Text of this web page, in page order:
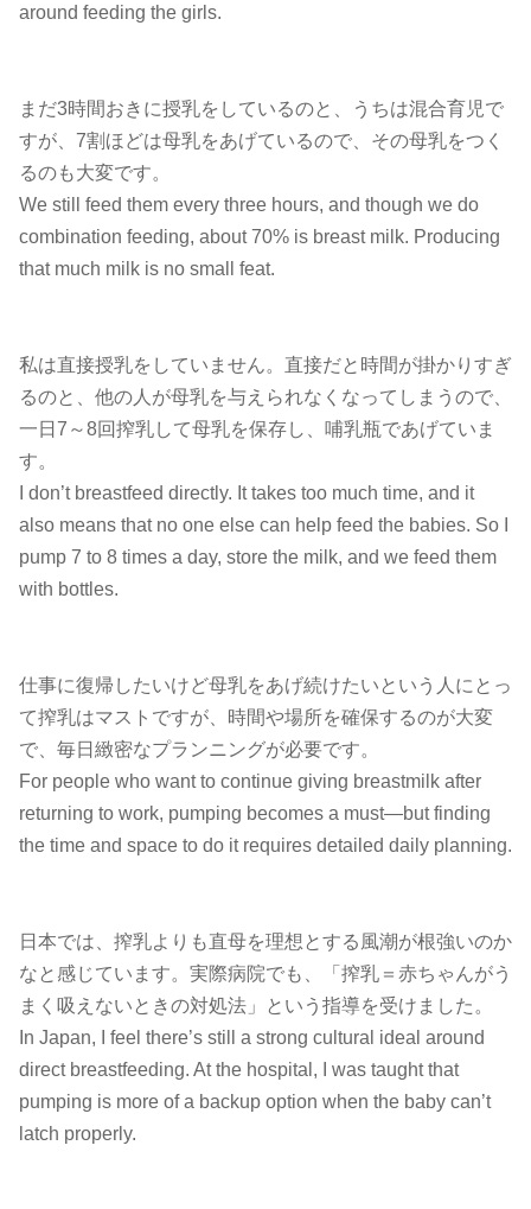
around feeding the girls.
まだ3時間おきに授乳をしているのと、うちは混合育児で
すが、7割ほどは母乳をあげているので、その母乳をつく
るのも大変です。
We still feed them every three hours, and though we do
combination feeding, about 70% is breast milk. Producing
that much milk is no small feat.
私は直接授乳をしていません。直接だと時間が掛かりすぎ
るのと、他の人が母乳を与えられなくなってしまうので、
一日7～8回搾乳して母乳を保存し、哺乳瓶であげていま
す。
I don’t breastfeed directly. It takes too much time, and it
also means that no one else can help feed the babies. So I
pump 7 to 8 times a day, store the milk, and we feed them
with bottles.
仕事に復帰したいけど母乳をあげ続けたいという人にとっ
て搾乳はマストですが、時間や場所を確保するのが大変
で、毎日緻密なプランニングが必要です。
For people who want to continue giving breastmilk after
returning to work, pumping becomes a must—but finding
the time and space to do it requires detailed daily planning.
日本では、搾乳よりも直母を理想とする風潮が根強いのか
なと感じています。実際病院でも、「搾乳＝赤ちゃんがう
まく吸えないときの対処法」という指導を受けました。
In Japan, I feel there’s still a strong cultural ideal around
direct breastfeeding. At the hospital, I was taught that
pumping is more of a backup option when the baby can’t
latch properly.